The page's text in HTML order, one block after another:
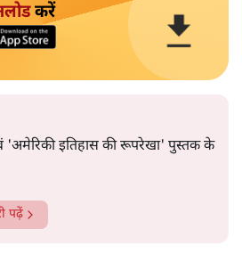
करें
'अमेरिकी इतिहास की रूपरेखा' पुस्तक के
पढ़ें